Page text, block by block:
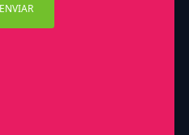
ENVIAR